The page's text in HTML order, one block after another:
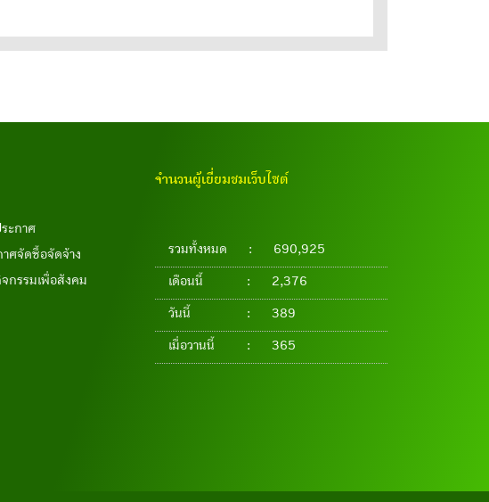
ะกาศ
าศจัดซื้อจัดจ้าง
จกรรมเพื่อสังคม
จำนวนผู้เยี่ยมชมเว็บไซต์
รวมทั้งหมด : 690,925
เดือนนี้ : 2,376
วันนี้ : 389
เมื่อวานนี้ : 365